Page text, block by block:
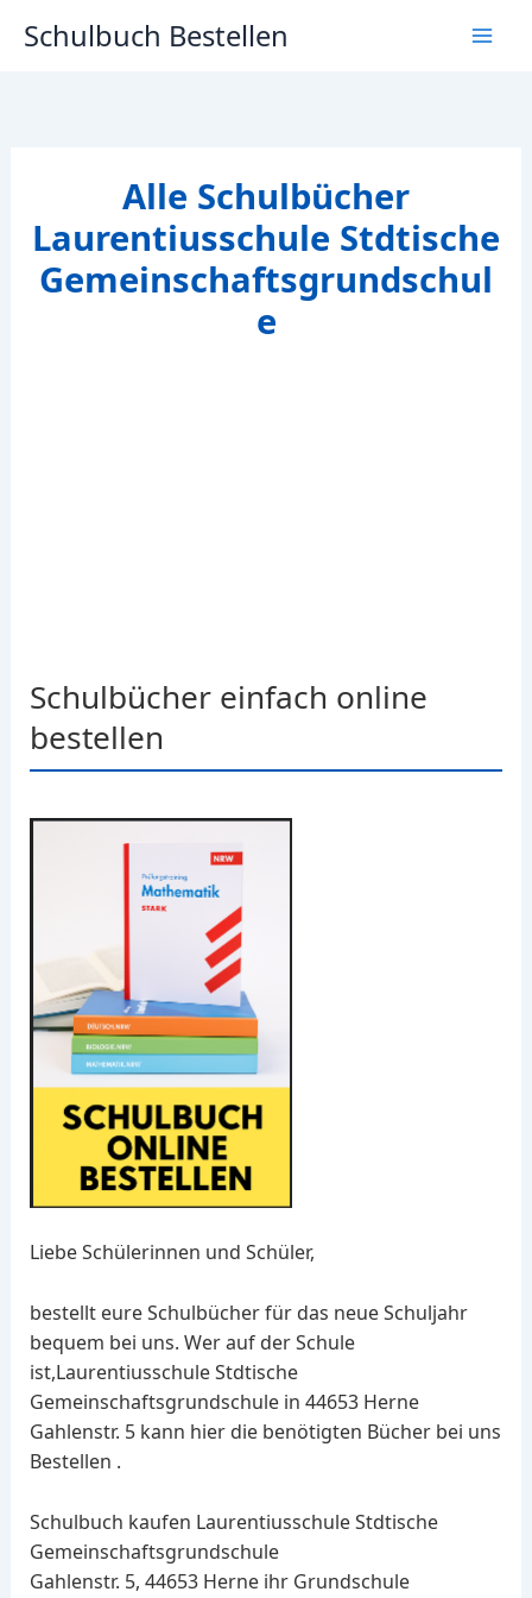
InhaltSchulbuch Bestellen
Alle Schulbücher
Laurentiusschule Stdtische
Gemeinschaftsgrundschul
e
Schulbücher einfach online
bestellen
Liebe Schülerinnen und Schüler,
bestellt eure Schulbücher für das neue Schuljahr
bequem bei uns. Wer auf der Schule
ist,Laurentiusschule Stdtische
Gemeinschaftsgrundschule in 44653 Herne
Gahlenstr. 5 kann hier die benötigten Bücher bei uns
Bestellen .
Schulbuch kaufen Laurentiusschule Stdtische
Gemeinschaftsgrundschule
Gahlenstr. 5, 44653 Herne ihr Grundschule